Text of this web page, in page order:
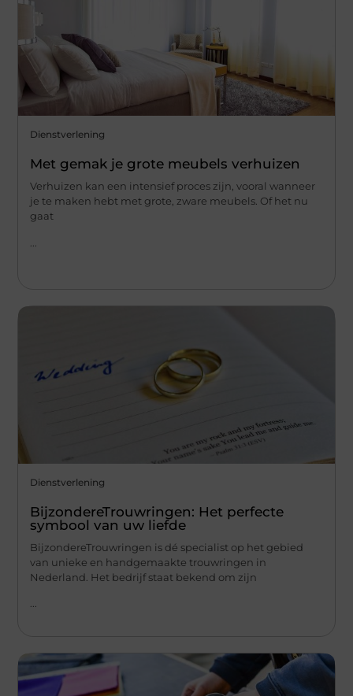
Dienstverlening
Met gemak je grote meubels verhuizen
Verhuizen kan een intensief proces zijn, vooral wanneer
je te maken hebt met grote, zware meubels. Of het nu
gaat
Dienstverlening
BijzondereTrouwringen: Het perfecte
symbool van uw liefde
BijzondereTrouwringen is dé specialist op het gebied
van unieke en handgemaakte trouwringen in
Nederland. Het bedrijf staat bekend om zijn